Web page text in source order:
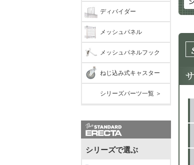
ディバイダー
メッシュパネル
メッシュパネルフック
ねじ込み式キャスター
シリーズパーツ一覧 ＞
シリーズで選ぶ